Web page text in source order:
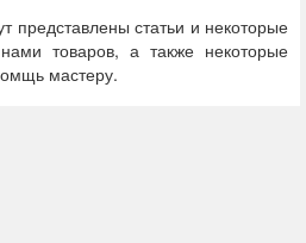
представлены статьи и некоторые
товаров, а также некоторые
мастеру.